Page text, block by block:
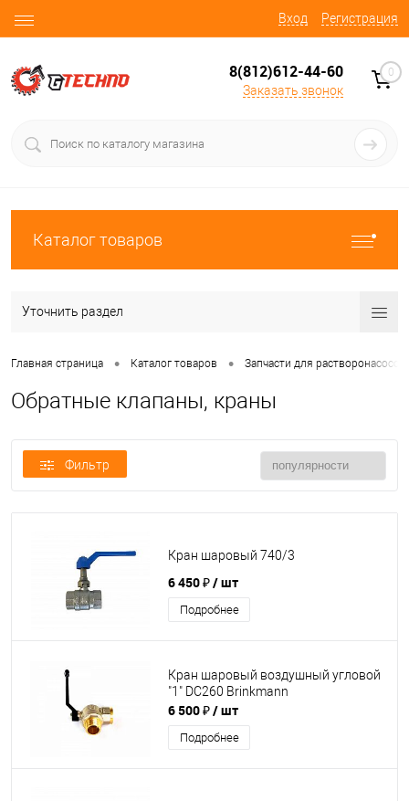
Вход Регистрация
8(812)612-44-60
Заказать звонок
0
Каталог товаров
Уточнить раздел
Главная страница • Каталог товаров • Запчасти для растворонасосов
Обратные клапаны, краны
Фильтр
Кран шаровый 740/3
6 450 ₽/ шт
Подробнее
Кран шаровый воздушный угловой
"1" DC260 Brinkmann
6 500 ₽/ шт
Подробнее